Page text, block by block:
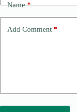
Name*
Add Comment *